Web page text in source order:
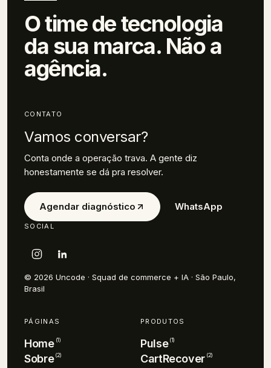
O time de tecnologia
da sua marca. Não a
agência.
CONTATO
Vamos conversar?
Conta onde a operação trava. A gente diz
honestamente se dá pra resolver.
Agendar diagnóstico WhatsApp
SOCIAL
© 2026 Uncode · Squad de commerce + IA · São Paulo,
Brasil
PÁGINAS
Home (1)
Sobre (2)
PRODUTOS
Pulse (1)
CartRecover (2)